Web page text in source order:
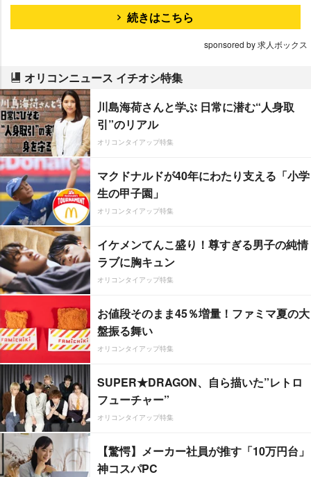
続きはこちら
sponsored by 求人ボックス
オリコンニュース イチオシ特集
川島海荷さんと学ぶ 日常に潜む“人身取
引”のリアル
オリコンタイアップ特集
マクドナルドが40年にわたり支える「小学
生の甲子園」
オリコンタイアップ特集
イケメンてんこ盛り！尊すぎる男子の純情
ラブに胸キュン
オリコンタイアップ特集
お値段そのまま45％増量！ファミマ夏の大
盤振る舞い
オリコンタイアップ特集
SUPER★DRAGON、自ら描いた”レトロ
フューチャー”
オリコンタイアップ特集
【驚愕】メーカー社員が推す「10万円台」
神コスパPC